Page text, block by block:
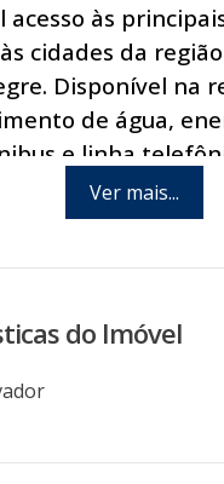
acesso às
cidades da
Disponível na
de água,
e linha
Agende hoje
um de nossos
Ver mais...
do Imóvel